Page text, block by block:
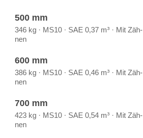
500 mm
346 kg · MS10 · SAE 0,37 m³ · Mit Zäh­
nen
600 mm
386 kg · MS10 · SAE 0,46 m³ · Mit Zäh­
nen
700 mm
423 kg · MS10 · SAE 0,54 m³ · Mit Zäh­
nen